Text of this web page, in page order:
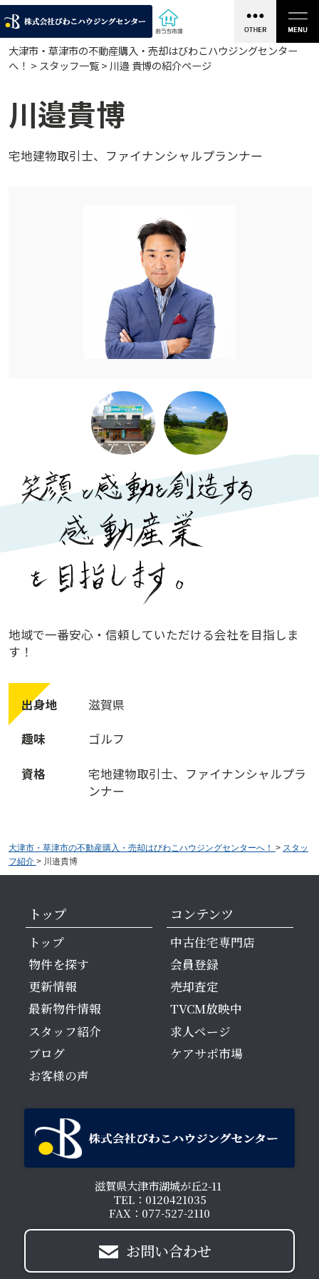
大津市・草津市の不動産購入・売却はびわこハウジングセンター
へ！ > スタッフ一覧> 川邉 貴博の紹介ページ
川邉貴博
宅地建物取引士、 フ ァイナンシャルプラ ンナー
地域で一番安心・ 信頼 していただける会社を目指 し ま
す ！
出身地 滋賀県
趣味 ゴルフ
資格 宅地建物取引士、 フ ァイナンシャルプラ
ンナー
大津市・草津市の不動産購入・売却はびわこハウジングセンターへ！ > スタッ
フ紹介 > 川邉貴博
トップ
トップ
物件を探す
更新情報
最新物件情報
スタッフ紹介
ブログ
お客様の声
コンテンツ
中古住宅専門店
会員登録
売却査定
TVCM放映中
求人ページ
ケアサポ市場
滋賀県大津市湖城が丘2-11
TEL：0120421035
FAX：077-527-2110
お問い合わせ